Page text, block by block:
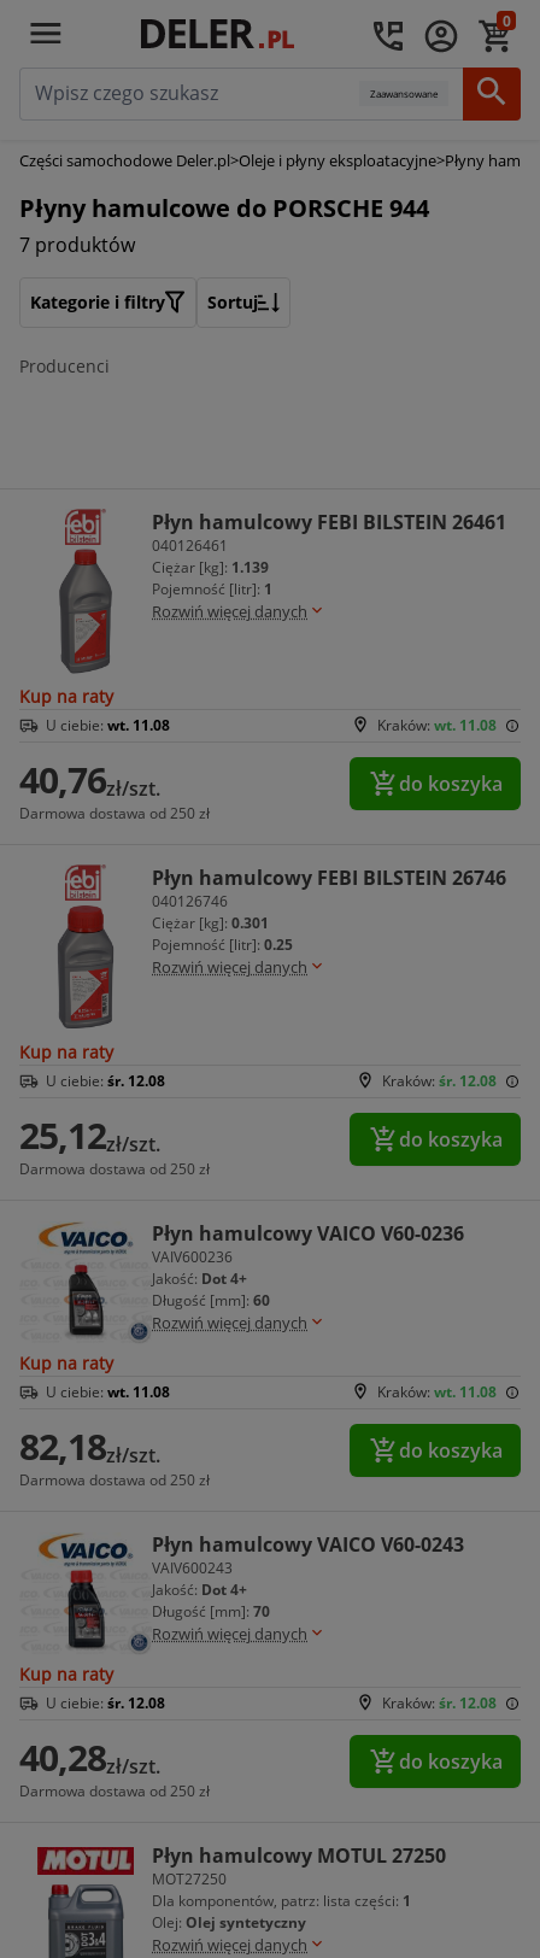
0
Zaawansowane
Części samochodowe Deler.pl>Oleje i płyny eksploatacyjne>Płyny
Płyny hamulcowe do PORSCHE 944
7 produktów
Kategorie i filtry Sortuj
Producenci
Płyn hamulcowy FEBI BILSTEIN 26461
040126461
Ciężar [kg]: 1.139
Pojemność [litr]: 1
Rozwiń więcej danych
Kup na raty
Kraków: wt. 11.08
U ciebie: wt. 11.08
40,76zł/szt.
Darmowa dostawa od 250 zł
do koszyka
Płyn hamulcowy FEBI BILSTEIN 26746
040126746
Ciężar [kg]: 0.301
Pojemność [litr]: 0.25
Rozwiń więcej danych
Kup na raty
Kraków: śr. 12.08
U ciebie: śr. 12.08
25,12zł/szt.
Darmowa dostawa od 250 zł
do koszyka
Płyn hamulcowy VAICO V60-0236
VAIV600236
Jakość: Dot 4+
Długość [mm]: 60
Rozwiń więcej danych
Kup na raty
Kraków: wt. 11.08
U ciebie: wt. 11.08
82,18zł/szt.
Darmowa dostawa od 250 zł
do koszyka
Płyn hamulcowy VAICO V60-0243
VAIV600243
Jakość: Dot 4+
Długość [mm]: 70
Rozwiń więcej danych
Kup na raty
Kraków: śr. 12.08
U ciebie: śr. 12.08
40,28zł/szt.
Darmowa dostawa od 250 zł
do koszyka
Płyn hamulcowy MOTUL 27250
MOT27250
Dla komponentów, patrz: lista części: 1
Olej: Olej syntetyczny
Rozwiń więcej danych